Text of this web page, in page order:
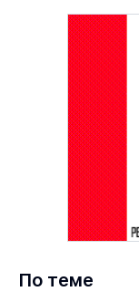
По теме